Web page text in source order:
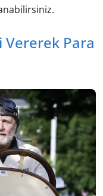
Para